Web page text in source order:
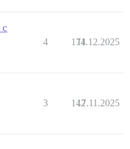
4 174
11.12.2025
3 142
17.11.2025